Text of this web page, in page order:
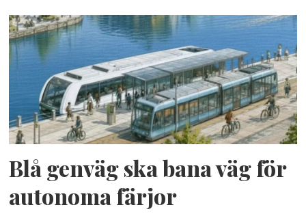
Blå genväg ska bana väg för
autonoma färjor